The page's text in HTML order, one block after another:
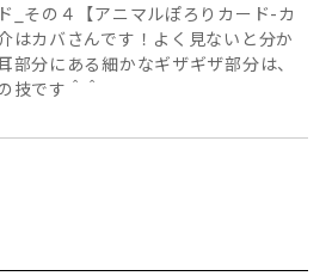
_その４【アニマルぽろりカード-カ
はカバさんです！よく見ないと分か
部分にある細かなギザギザ部分は、
技です＾＾